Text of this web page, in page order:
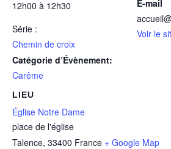
12h00 à 12h30
Série :
Chemin de croix
Catégorie d’Évènement:
Carême
LIEU
Église Notre Dame
place de l'église
Talence, 33400 France + Google Map
E-mail
Voir le